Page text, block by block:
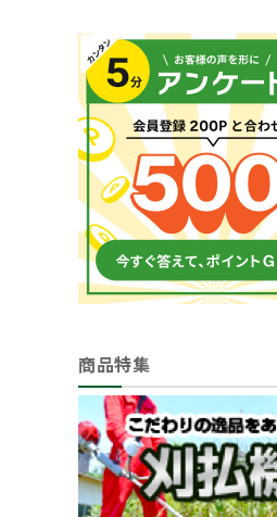
農業資材
作業用品
補修部品
商品特集